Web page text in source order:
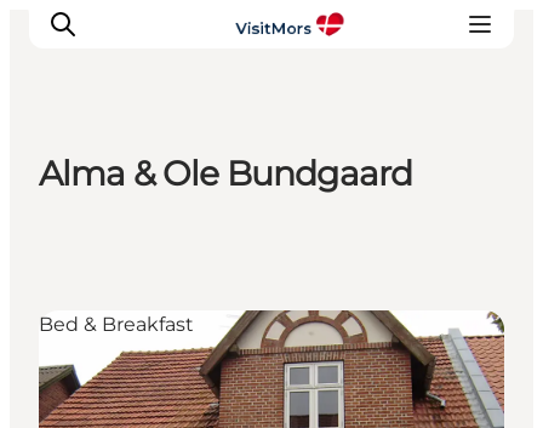
Pauschalreisen / Urlaub
Planen Sie Ihre Reise
Alma & Ole Bundgaard
Bed & Breakfast